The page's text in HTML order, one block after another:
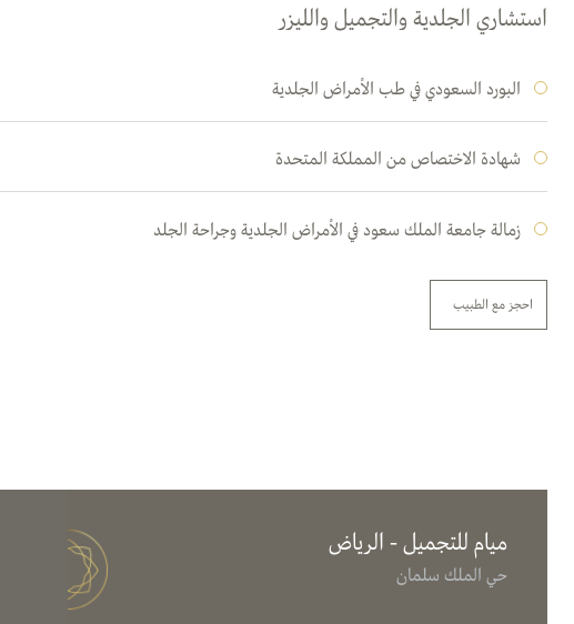
استشاري الجلدية والتجميل والليزر
البورد السعودي في طب الأمراض الجلدية
شهادة الاختصاص من المملكة المتحدة
زمالة جامعة الملك سعود في الأمراض الجلدية وجراحة الجلد
احجز مع الطبيب
ميام للتجميل - الرياض
حي الملك سلمان